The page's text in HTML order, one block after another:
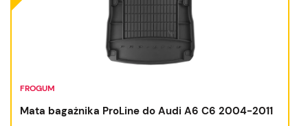
FROGUM
Mata bagażnika ProLine do Audi A6 C6 2004-2011